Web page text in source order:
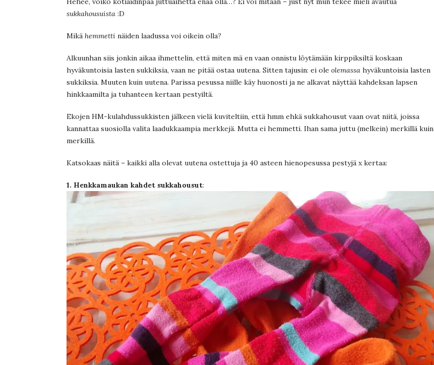
sukkahousuista :D
Mikä hemmetti näiden laadussa voi oikein olla?
Alkuunhan siis jonkin aikaa ihmettelin, että miten mä en vaan onnistu löytämään kirppiksiltä koskaan
hyväkuntoisia lasten sukkiksia, vaan ne pitää ostaa uutena. Sitten tajusin: ei ole olemassa hyväkuntoisia lasten
sukkiksia. Muuten kuin uutena. Parissa pesussa niille käy huonosti ja ne alkavat näyttää kahdeksan lapsen
hinkkaamilta ja tuhanteen kertaan pestyiltä.
Ekojen HM-kulahdussukkisten jälkeen vielä kuviteltiin, että hmm ehkä sukkahousut vaan ovat niitä, joissa
kannattaa suosiolla valita laadukkaampia merkkejä. Mutta ei hemmetti. Ihan sama juttu (melkein) merkillä kuin
merkillä.
Katsokaas näitä – kaikki alla olevat uutena ostettuja ja 40 asteen hienopesussa pestyjä x kertaa:
1. Henkkamaukan kahdet sukkahousut: